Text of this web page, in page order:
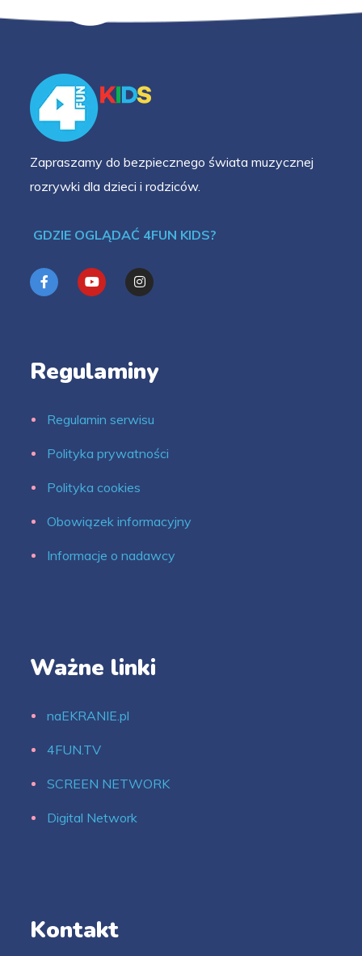
Zapraszamy do bezpiecznego świata muzycznej
rozrywki dla dzieci i rodziców.
GDZIE OGLĄDAĆ 4FUN KIDS?
Regulaminy
Regulamin serwisu
Polityka prywatności
Polityka cookies
Obowiązek informacyjny
Informacje o nadawcy
Ważne linki
naEKRANIE.pl
4FUN.TV
SCREEN NETWORK
Digital Network
Kontakt